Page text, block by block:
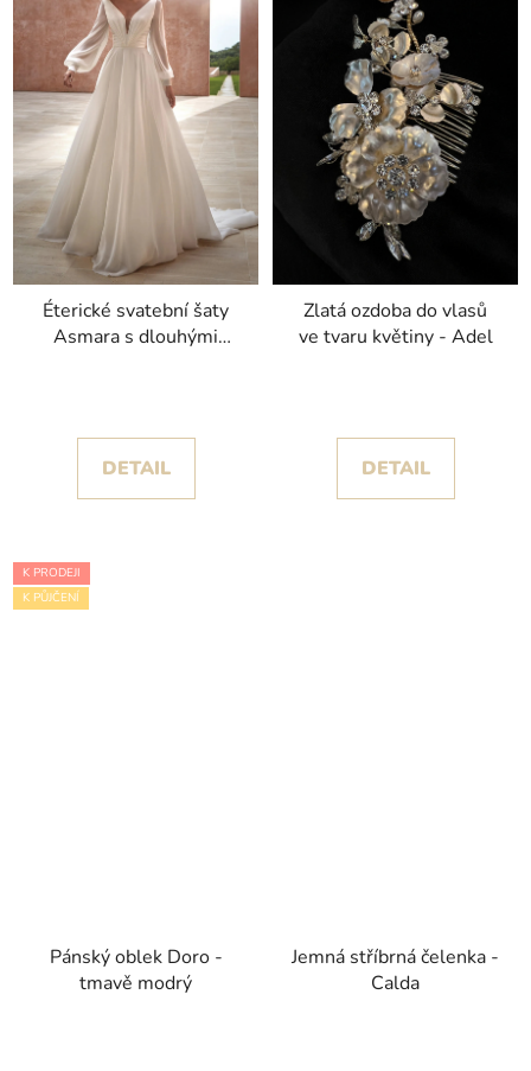
Éterické svatební šaty
Asmara s dlouhými
DETAIL
Zlatá ozdoba do vlasů
ve tvaru květiny - Adel
DETAIL
K PRODEJI
K PŮJČENÍ
Pánský oblek Doro -
tmavě modrý
Jemná stříbrná čelenka -
Calda